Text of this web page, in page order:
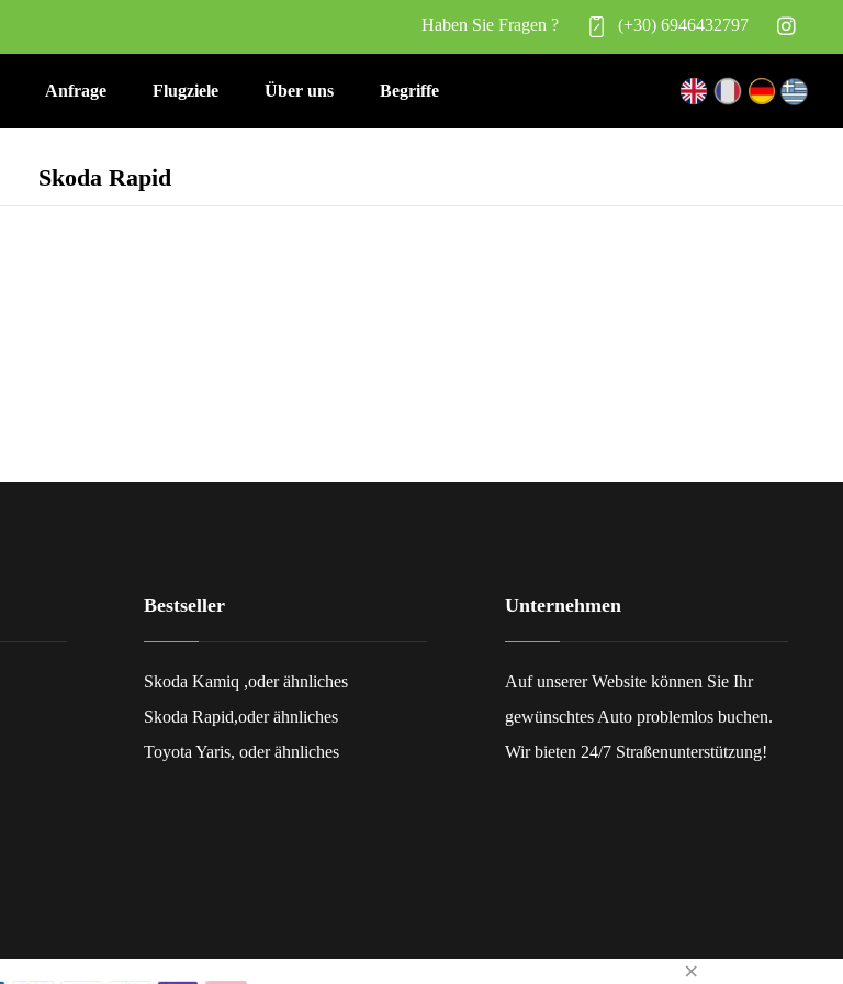
(+30) 6946432797
Haben Sie Fragen ?
Anfrage Flugziele Über uns Begriffe
Skoda Rapid
Bestseller
Skoda Kamiq ,oder ähnliches
Skoda Rapid,oder ähnliches
Toyota Yaris, oder ähnliches
Unternehmen
Auf unserer Website können Sie Ihr
gewünschtes Auto problemlos buchen.
Wir bieten 24/7 Straßenunterstützung!
×